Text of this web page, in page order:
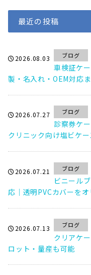
最近の投稿
2026.08.03 ブログ
車検証ケ
製・名入れ・OEM対応
2026.07.27 ブログ
診察券ケ
クリニック向け塩ビケ
2026.07.21 ブログ
ビニール
応｜透明PVCカバーを
2026.07.13 ブログ
クリアケ
ロット・量産も可能